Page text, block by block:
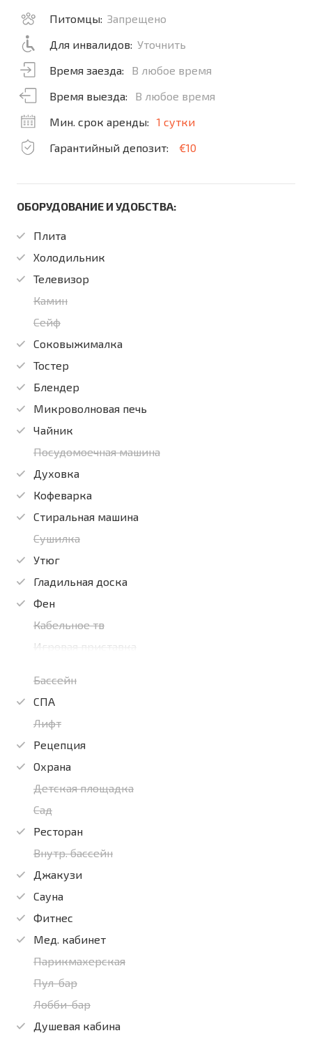
Питомцы: Запрещено
Для инвалидов: Уточнить
Время заезда:
В любое время
Время выезда:
В любое время
Мин. срок аренды:
1 сутки
Гарантийный депозит:
€10
ОБОРУДОВАНИЕ И УДОБСТВА:
Плита
Холодильник
Телевизор
Камин
Сейф
Соковыжималка
Тостер
Блендер
Микроволновая печь
Чайник
Посудомоечная машина
Духовка
Кофеварка
Стиральная машина
Сушилка
Утюг
Гладильная доска
Фен
Кабельное тв
Игровая приставка
Бассейн
СПА
Лифт
Рецепция
Охрана
Детская площадка
Сад
Ресторан
Внутр. бассейн
Джакузи
Сауна
Фитнес
Мед. кабинет
Парикмахерская
Пул-бар
Лобби-бар
Душевая кабина